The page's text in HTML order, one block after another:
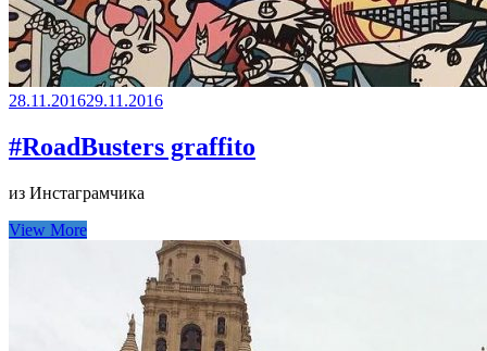
28.11.201629.11.2016
#RoadBusters graffito
из Инстаграмчика
View More